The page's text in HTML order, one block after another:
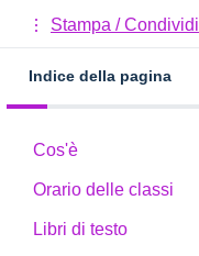
Stampa / Condividi
Indice della pagina
Cos'è
Orario delle classi
Libri di testo